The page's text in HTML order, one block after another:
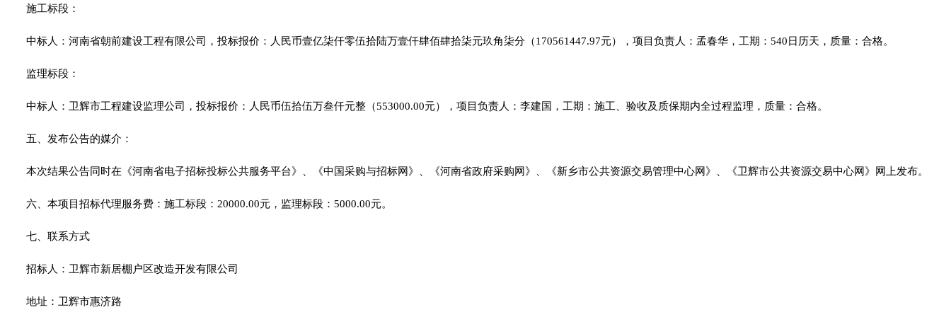
施工标段：
中标人：河南省朝前建设工程有限公司，投标报价：人民币壹亿柒仟零伍拾陆万壹仟肆佰肆拾柒元玖角柒分（170561447.97元），项目负责人：孟春华，工期：540日历天，质量：合格。
监理标段：
中标人：卫辉市工程建设监理公司，投标报价：人民币伍拾伍万叁仟元整（553000.00元），项目负责人：李建国，工期：施工、验收及质保期内全过程监理，质量：合格。
五、发布公告的媒介：
本次结果公告同时在《河南省电子招标投标公共服务平台》、《中国采购与招标网》、《河南省政府采购网》、《新乡市公共资源交易管理中心网》、《卫辉市公共资源交易中心网》网上发布。
六、本项目招标代理服务费：施工标段：20000.00元，监理标段：5000.00元。
七、联系方式
招标人：卫辉市新居棚户区改造开发有限公司
地址：卫辉市惠济路